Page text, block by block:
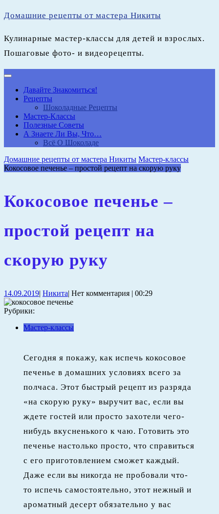
Перейти
к
Домашние рецепты от мастера Никиты
Кулинарные мастер-классы для детей и взрослых.
Пошаговые фото- и видеорецепты.
Кнопка
ОткрытьДавайте Знакомиться!
Рецепты
Шоколадные Рецепты
Мастер-Классы
Полезные Советы
А Знаете Ли Вы, Что…
Всё О Шоколаде
Кнопка
Закрыть
Домашние рецепты от мастера Никиты Мастер-классы
Кокосовое печенье – простой рецепт на скорую руку
Кокосовое печенье –
простой рецепт на
скорую руку
14.09.201914.09.2019
| НикитаНикита
| Нет комментария | 00:29
Рубрики:
Мастер-классы
Сегодня я покажу, как испечь кокосовое
печенье в домашних условиях всего за
полчаса. Этот быстрый рецепт из разряда
«на скорую руку» выручит вас, если вы
ждете гостей или просто захотели чего-
нибудь вкусненького к чаю. Готовить это
печенье настолько просто, что справиться
с его приготовлением сможет каждый.
Даже если вы никогда не пробовали что-
то испечь самостоятельно, этот нежный и
ароматный десерт обязательно у вас